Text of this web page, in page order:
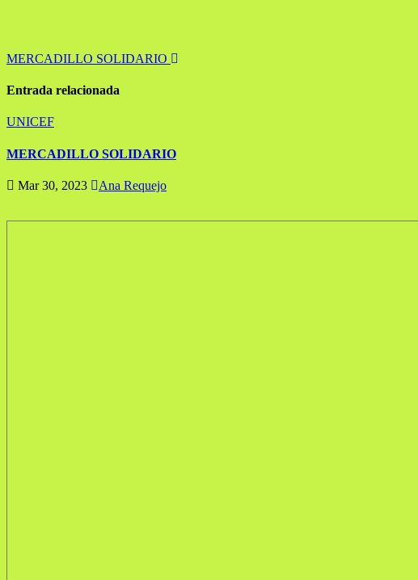
Navegación
de
MERCADILLO SOLIDARIO
Entrada relacionada
UNICEF
MERCADILLO SOLIDARIO
Mar 30, 2023 Ana Requejo